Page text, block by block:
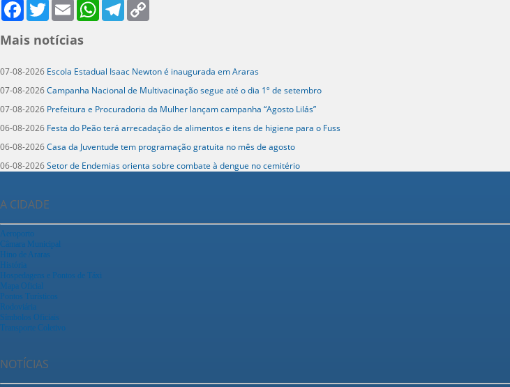
FacebookTwitter Email WhatsAppTelegram
Mais notícias
07-08-2026 Escola Estadual Isaac Newton é inaugurada em Araras
07-08-2026Campanha Nacional de Multivacinação segue até o dia 1º de setembro
07-08-2026 Prefeitura e Procuradoria da Mulher lançam campanha “Agosto Lilás”
06-08-2026 Festa do Peão terá arrecadação de alimentos e itens de higiene para o Fuss
06-08-2026Casa da Juventude tem programação gratuita no mês de agosto
06-08-2026Setor de Endemias orienta sobre combate à dengue no cemitério
A CIDADE
Aeroporto
Câmara Municipal
Hino de Araras
História
Hospedagens e Pontos de Táxi
Mapa Oficial
Pontos Turísticos
Rodoviária
Símbolos Oficiais
Transporte Coletivo
NOTÍCIAS